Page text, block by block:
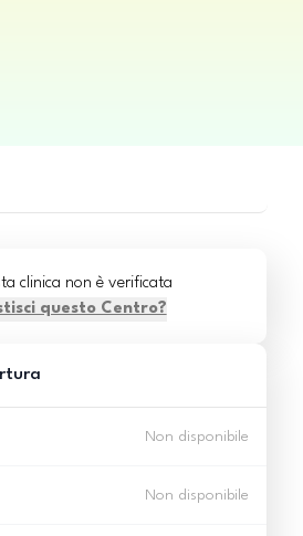
clinica non è verificata
questo Centro?
Non disponibile
Non disponibile